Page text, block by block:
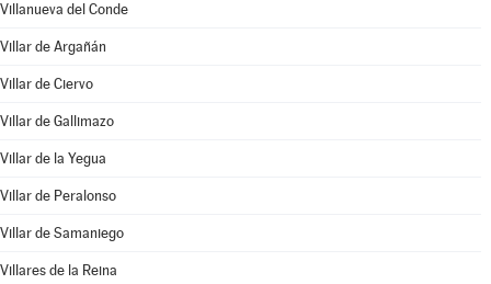
Villanueva del Conde
Villar de Argañán
Villar de Ciervo
Villar de Gallimazo
Villar de la Yegua
Villar de Peralonso
Villar de Samaniego
Villares de la Reina